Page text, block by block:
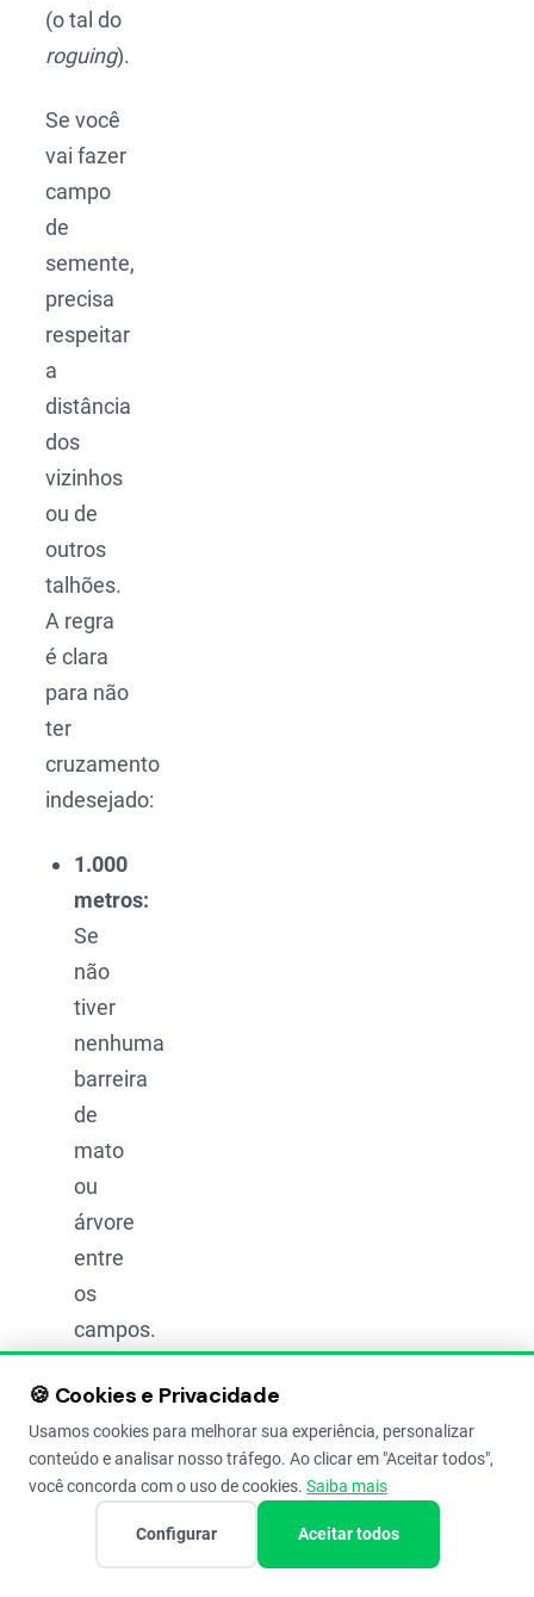
(o tal do
roguing).
Se você
vai fazer
campo
de
semente,
precisa
respeitar
a
distância
dos
vizinhos
ou de
outros
talhões.
A regra
é clara
para não
ter
cruzamento
indesejado:
1.000
metros:
Se
não
tiver
nenhuma
barreira
de
mato
ou
árvore
entre
os
campos.
metros:
Se
tiver
🍪 Cookies e Privacidade
Usamos cookies para melhorar sua experiência, personalizar
conteúdo e analisar nosso tráfego. Ao clicar em "Aceitar todos",
você concorda com o uso de cookies. Saiba mais
Configurar Aceitar todos